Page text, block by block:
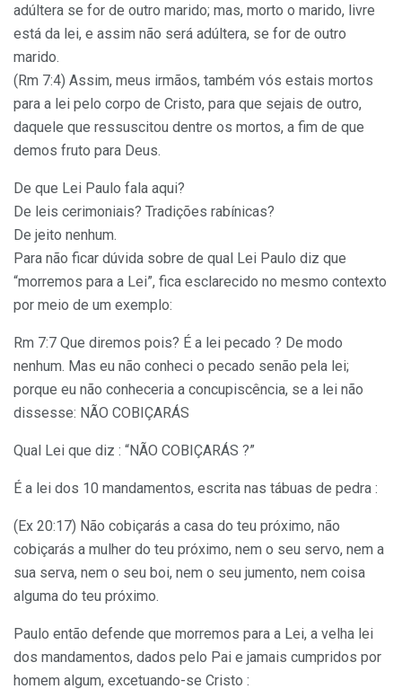
adúltera se for de outro marido; mas, morto o marido, livre
está da lei, e assim não será adúltera, se for de outro
marido.
(Rm 7:4) Assim, meus irmãos, também vós estais mortos
para a lei pelo corpo de Cristo, para que sejais de outro,
daquele que ressuscitou dentre os mortos, a fim de que
demos fruto para Deus.
De que Lei Paulo fala aqui?
De leis cerimoniais? Tradições rabínicas?
De jeito nenhum.
Para não ficar dúvida sobre de qual Lei Paulo diz que
“morremos para a Lei”, fica esclarecido no mesmo contexto
por meio de um exemplo:
Rm 7:7 Que diremos pois? É a lei pecado ? De modo
nenhum. Mas eu não conheci o pecado senão pela lei;
porque eu não conheceria a concupiscência, se a lei não
dissesse: NÃO COBIÇARÁS
Qual Lei que diz : “NÃO COBIÇARÁS ?”
É a lei dos 10 mandamentos, escrita nas tábuas de pedra :
(Ex 20:17) Não cobiçarás a casa do teu próximo, não
cobiçarás a mulher do teu próximo, nem o seu servo, nem a
sua serva, nem o seu boi, nem o seu jumento, nem coisa
alguma do teu próximo.
Paulo então defende que morremos para a Lei, a velha lei
dos mandamentos, dados pelo Pai e jamais cumpridos por
homem algum, excetuando-se Cristo :